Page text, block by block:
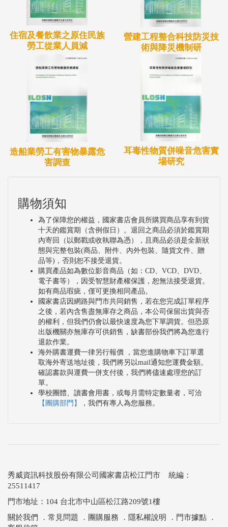
分析比較我國現行實施問題，研提相關評估指標及建
議事項，供相關機關或勞工團體等單位在政策或法規
上之參考。
住宿及餐飲業之原住民族
勞工從業人員減
營建工程整合科技防災技
術與降災機制研
造船業勞工有害物暴露危
害調查
耳毒性物質併噪音危害實
場研究
購物須知
為了保障您的權益，國家書店會員所購買商品享有到貨
十天的鑑賞期（含例假日）。退回之商品必須於鑑賞期
內寄回（以郵戳或收執聯為憑），且商品必須是全新狀
態與完整包裝(商品、附件、內外包裝、隨貨文件、贈
品等)，否則恕不接受退貨。
購買產品如為數位影音商品（如：CD、VCD、DVD、
電子書等），因受智慧財產權保護，恕無法接受退貨。
如有商品瑕疵，僅可更換相同產品。
國家書店因網路與門市共同銷售，若在您完成訂單程序
之後，若內含售盡無庫存之商品，本公司保留出貨與否
的權利，但我們仍會以最快速度為您下單調貨。但恐原
出版機關亦無庫存可供銷售，缺書部份我們將為您進行
退款作業。
海外購書運費一律另行報價 ，當您進購物車下訂單選
取海外寄送地址後，我們將另以mail通知您運費金額。
確認書款與運費一併支付後，我們將儘速處理您的訂
單。
學校團體、讀書會用書，或每月需特定數量者，可洽
【團購部門】
，我們有專人為您服務。
秀威資訊科技股份有限公司國家書店松江門市 統編：
25511417
門市地址：104 台北市中山區松江路209號1樓
關於我們 ． 常見問題 ． 團購服務 ． 隱私權說明 ． 門市據點 ．